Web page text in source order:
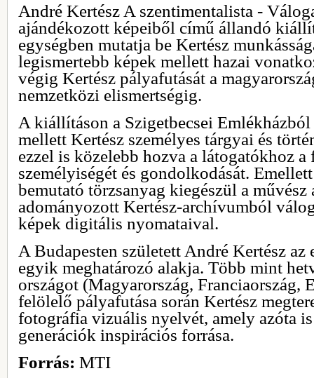
André Kertész A szentimentalista -
ajándékozott képeiből című állandó
egységben mutatja be Kertész
legismertebb képek mellett hazai
végig Kertész pályafutását a
nemzetközi elismertségig.
A kiállításon a Szigetbecsei
mellett Kertész személyes tárgyai és
ezzel is közelebb hozva a látogatókhoz a
személyiségét és gondolkodását.
bemutató törzsanyag kiegészül a
adományozott Kertész-archívumból
képek digitális nyomataival.
A Budapesten született André Kertész az
egyik meghatározó alakja. Több mint
országot (Magyarország, Franciaország,
felölelő pályafutása során Kertész
fotográfia vizuális nyelvét, amely azóta
generációk inspirációs forrása.
Forrás: MTI